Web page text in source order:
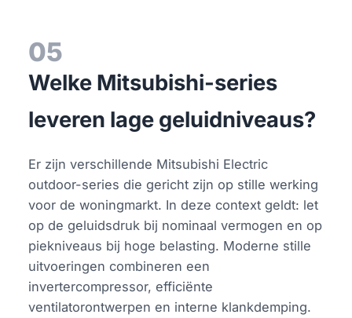
05
Welke Mitsubishi-series
leveren lage geluidniveaus?
Er zijn verschillende Mitsubishi Electric
outdoor-series die gericht zijn op stille werking
voor de woningmarkt. In deze context geldt: let
op de geluidsdruk bij nominaal vermogen en op
piekniveaus bij hoge belasting. Moderne stille
uitvoeringen combineren een
invertercompressor, efficiënte
ventilatorontwerpen en interne klankdemping.